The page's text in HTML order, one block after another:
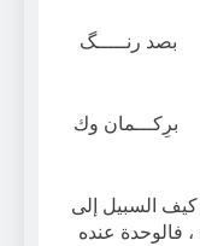
بصد رنـــــگ
برِكـــمان وك
كيف السبيل إلى
، فالوحدة عنده